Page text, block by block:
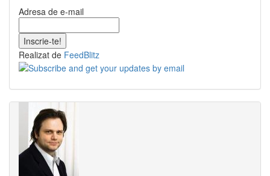
Adresa de e-mail
Realizat de FeedBlitz